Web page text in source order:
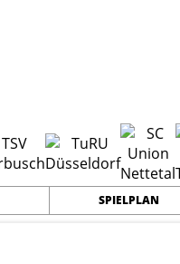
SPIELPLAN